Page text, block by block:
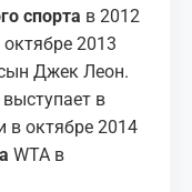
спорта в 2012
октябре 2013
Джек Леон.
в
в октябре 2014
WTA в